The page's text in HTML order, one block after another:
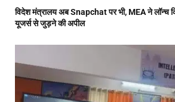
विदेश मंत्रालय अब Snapchat पर भी, MEA ने लॉन्च
यूजर्स से जुड़ने की अपील